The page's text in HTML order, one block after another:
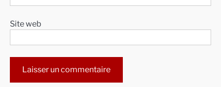
Site web